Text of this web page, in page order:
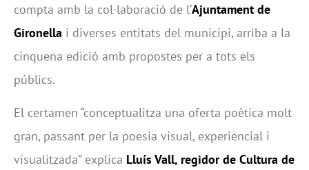
compta amb la col·laboració de l’Ajuntament de
Gironella i diverses entitats del municipi, arriba a la
cinquena edició amb propostes per a tots els
públics.
El certamen “conceptualitza una oferta poètica molt
gran, passant per la poesia visual, experiencial i
visualitzada” explica Lluís Vall, regidor de Cultura de